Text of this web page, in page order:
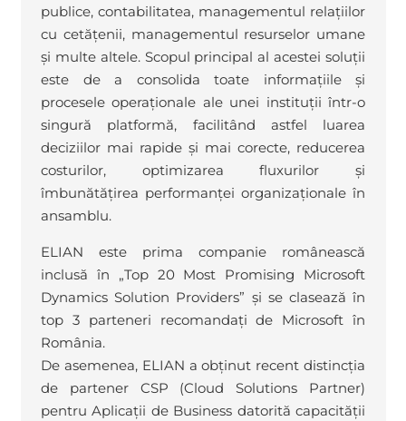
publice, contabilitatea, managementul relațiilor
cu cetățenii, managementul resurselor umane
și multe altele. Scopul principal al acestei soluții
este de a consolida toate informațiile și
procesele operaționale ale unei instituții într-o
singură platformă, facilitând astfel luarea
deciziilor mai rapide și mai corecte, reducerea
costurilor, optimizarea fluxurilor și
îmbunătățirea performanței organizaționale în
ansamblu.
ELIAN este prima companie românească
inclusă în „Top 20 Most Promising Microsoft
Dynamics Solution Providers” și se clasează în
top 3 parteneri recomandați de Microsoft în
România.
De asemenea, ELIAN a obținut recent distincția
de partener CSP (Cloud Solutions Partner)
pentru Aplicații de Business datorită capacității